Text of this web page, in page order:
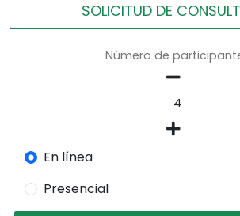
SOLICITUD DE
Número de
En línea
Presencial